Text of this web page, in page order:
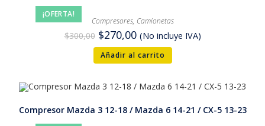
¡OFERTA!
Compresores, Camionetas
$300,00 $270,00 (No incluye IVA)
Añadir al carrito
Compresor Mazda 3 12-18 / Mazda 6 14-21 / CX-5 13-23